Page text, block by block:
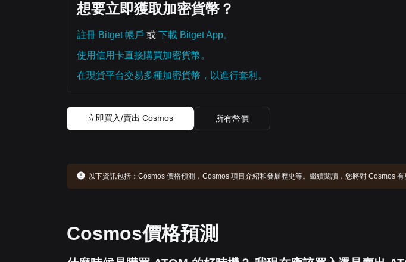
想要立即獲取加密貨幣？
註冊 Bitget 帳戶 或 下載 Bitget App。
使用信用卡直接購買加密貨幣。
在現貨平台交易多種加密貨幣，以進行套利。
立即買入/賣出 Cosmos 所有幣價
以下資訊包括： Cosmos 價格預測，Cosmos 項目介紹和發展歷史等。繼續閱讀，您將對 Cosmos 有
Cosmos價格預測